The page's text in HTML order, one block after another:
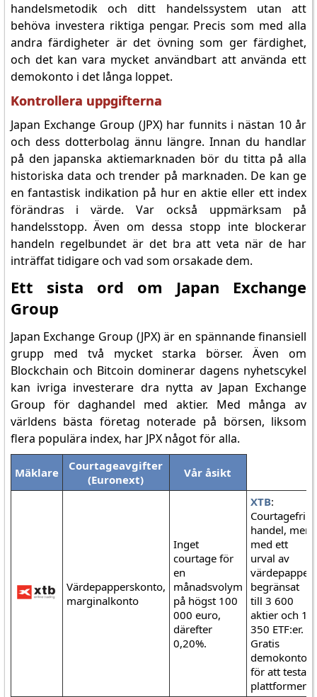
handelsmetodik och ditt handelssystem utan att
behöva investera riktiga pengar. Precis som med alla
andra färdigheter är det övning som ger färdighet,
och det kan vara mycket användbart att använda ett
demokonto i det långa loppet.
Kontrollera uppgifterna
Japan Exchange Group (JPX) har funnits i nästan 10 år
och dess dotterbolag ännu längre. Innan du handlar
på den japanska aktiemarknaden bör du titta på alla
historiska data och trender på marknaden. De kan ge
en fantastisk indikation på hur en aktie eller ett index
förändras i värde. Var också uppmärksam på
handelsstopp. Även om dessa stopp inte blockerar
handeln regelbundet är det bra att veta när de har
inträffat tidigare och vad som orsakade dem.
Ett sista ord om Japan Exchange
Group
Japan Exchange Group (JPX) är en spännande finansiell
grupp med två mycket starka börser. Även om
Blockchain och Bitcoin dominerar dagens nyhetscykel
kan ivriga investerare dra nytta av Japan Exchange
Group för daghandel med aktier. Med många av
världens bästa företag noterade på börsen, liksom
flera populära index, har JPX något för alla.
Mäklare
Courtageavgifter
(Euronext)
Vår åsikt
Värdepapperskonto,
marginalkonto
Inget
courtage för
en
månadsvolym
på högst 100
000 euro,
därefter
0,20%.
XTB:
Courtagefri
handel, men
med ett
urval av
värdepapper
begränsat
till 3 600
aktier och 1
350 ETF:er.
Gratis
demokonto
för att testa
plattformen.